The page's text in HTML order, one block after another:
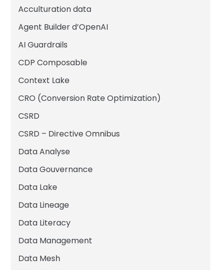
Acculturation data
Agent Builder d’OpenAI
AI Guardrails
CDP Composable
Context Lake
CRO (Conversion Rate Optimization)
CSRD
CSRD – Directive Omnibus
Data Analyse
Data Gouvernance
Data Lake
Data Lineage
Data Literacy
Data Management
Data Mesh